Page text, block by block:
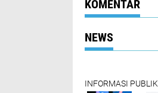
KOMENTAR
NEWS
INFORMASI PUBLIK